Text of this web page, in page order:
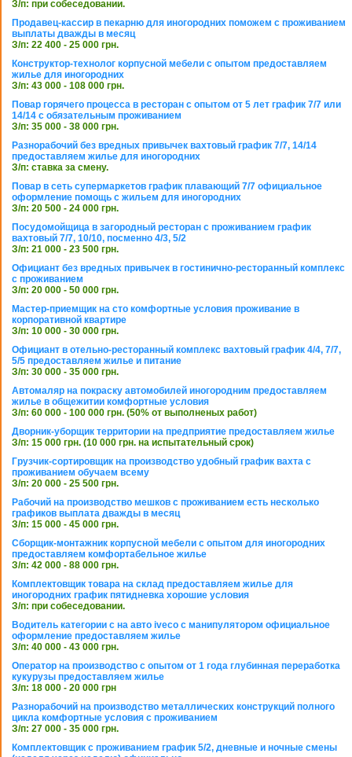
З/п: при собеседовании.
Продавец-кассир в пекарню для иногородних поможем с проживанием
выплаты дважды в месяц
З/п: 22 400 - 25 000 грн.
Конструктор-технолог корпусной мебели с опытом предоставляем
жилье для иногородних
З/п: 43 000 - 108 000 грн.
Повар горячего процесса в ресторан с опытом от 5 лет график 7/7 или
14/14 с обязательным проживанием
З/п: 35 000 - 38 000 грн.
Разнорабочий без вредных привычек вахтовый график 7/7, 14/14
предоставляем жилье для иногородних
З/п: ставка за смену.
Повар в сеть супермаркетов график плавающий 7/7 официальное
оформление помощь с жильем для иногородних
З/п: 20 500 - 24 000 грн.
Посудомойщица в загородный ресторан с проживанием график
вахтовый 7/7, 10/10, посменно 4/3, 5/2
З/п: 21 000 - 23 500 грн.
Официант без вредных привычек в гостинично-ресторанный комплекс
с проживанием
З/п: 20 000 - 50 000 грн.
Мастер-приемщик на сто комфортные условия проживание в
корпоративной квартире
З/п: 10 000 - 30 000 грн.
Официант в отельно-ресторанный комплекс вахтовый график 4/4, 7/7,
5/5 предоставляем жилье и питание
З/п: 30 000 - 35 000 грн.
Автомаляр на покраску автомобилей иногородним предоставляем
жилье в общежитии комфортные условия
З/п: 60 000 - 100 000 грн. (50% от выполненых работ)
Дворник-уборщик территории на предприятие предоставляем жилье
З/п: 15 000 грн. (10 000 грн. на испытательный срок)
Грузчик-сортировщик на производство удобный график вахта с
проживанием обучаем всему
З/п: 20 000 - 25 500 грн.
Рабочий на производство мешков с проживанием есть несколько
графиков выплата дважды в месяц
З/п: 15 000 - 45 000 грн.
Сборщик-монтажник корпусной мебели с опытом для иногородних
предоставляем комфортабельное жилье
З/п: 42 000 - 88 000 грн.
Комплектовщик товара на склад предоставляем жилье для
иногородних график пятидневка хорошие условия
З/п: при собеседовании.
Водитель категории с на авто iveco с манипулятором официальное
оформление предоставляем жилье
З/п: 40 000 - 43 000 грн.
Оператор на производство с опытом от 1 года глубинная переработка
кукурузы предоставляем жилье
З/п: 18 000 - 20 000 грн
Разнорабочий на производство металлических конструкций полного
цикла комфортные условия с проживанием
З/п: 27 000 - 35 000 грн.
Комплектовщик с проживанием график 5/2, дневные и ночные смены